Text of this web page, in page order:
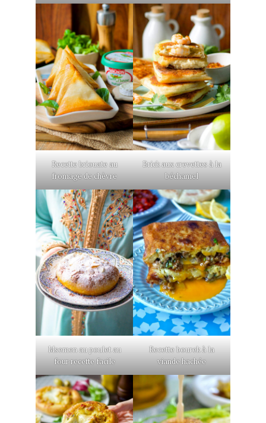
Recette briouate au
fromage de chèvre
Brick aux crevettes à la
béchamel
Msemen au poulet au
four recette facile
Recette bourek à la
viande hachée